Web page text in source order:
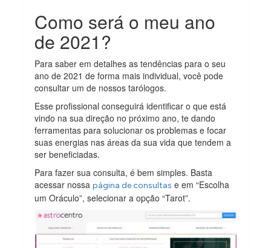
Como será o meu ano
de 2021?
Para saber em detalhes as tendências para o seu
ano de 2021 de forma mais individual, você pode
consultar um de nossos tarólogos.
Esse profissional conseguirá identificar o que está
vindo na sua direção no próximo ano, te dando
ferramentas para solucionar os problemas e focar
suas energias nas áreas da sua vida que tendem a
ser beneficiadas.
Para fazer sua consulta, é bem simples. Basta
acessar nossapágina de consultas e em “Escolha
um Oráculo”, selecionar a opção “Tarot”.